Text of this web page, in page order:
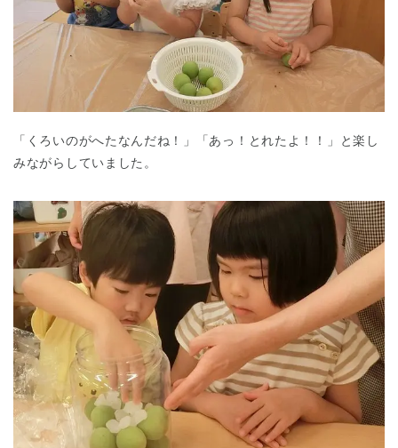
「くろいのがへたなんだね！」「あっ！とれたよ！！」と楽し
みながらしていました。